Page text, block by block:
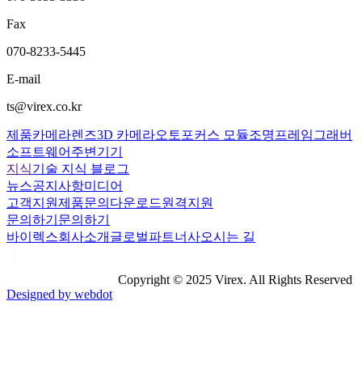
Fax
070-8233-5445
E-mail
ts@virex.co.kr
제품카메라렌즈3D 카메라오토포커스 모듈조명 프레임그래버
소프트웨어 주변기기
지식기술 지식 블로그
뉴스공지사항미디어
고객지원제품문의 다운로드원격지원
문의하기 문의하기
바이렉스회사소개 글로벌파트너사오시는 길
Copyright © 2025 Virex. All Rights Reserved
Designed by webdot